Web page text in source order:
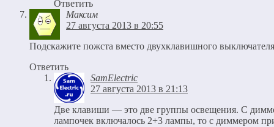
Ответить
Максим
27 августа 2013 в 20:55
Подскажите пожста вместо двухклавишного
Ответить
SamElectric
27 августа 2013 в 21:13
Две клавиши — это две группы освещения. С
лампочек включалось 2+3 лампы, то с диммером